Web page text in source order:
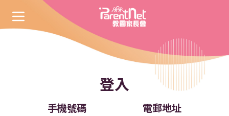
登入
手機號碼 電郵地址